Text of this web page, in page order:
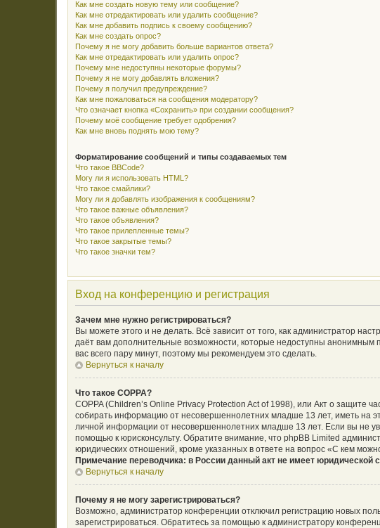
Как мне создать новую тему или сообщение?
Как мне отредактировать или удалить сообщение?
Как мне добавить подпись к своему сообщению?
Как мне создать опрос?
Почему я не могу добавить больше вариантов ответа?
Как мне отредактировать или удалить опрос?
Почему мне недоступны некоторые форумы?
Почему я не могу добавлять вложения?
Почему я получил предупреждение?
Как мне пожаловаться на сообщения модератору?
Что означает кнопка «Сохранить» при создании сообщения?
Почему моё сообщение требует одобрения?
Как мне вновь поднять мою тему?
Форматирование сообщений и типы создаваемых тем
Что такое BBCode?
Могу ли я использовать HTML?
Что такое смайлики?
Могу ли я добавлять изображения к сообщениям?
Что такое важные объявления?
Что такое объявления?
Что такое прилепленные темы?
Что такое закрытые темы?
Что такое значки тем?
Вход на конференцию и регистрация
Зачем мне нужно регистрироваться?
Вы можете этого и не делать. Всё зависит от того, как администратор
даёт вам дополнительные возможности, которые недоступны анонимным
вас всего пару минут, поэтому мы рекомендуем это сделать.
Вернуться к началу
Что такое COPPA?
COPPA (Children’s Online Privacy Protection Act of 1998), или Акт о защите
собирать информацию от несовершеннолетних младше 13 лет, иметь на
личной информации от несовершеннолетних младше 13 лет. Если вы не
помощью к юрисконсульту. Обратите внимание, что phpBB Limited
юридических отношений, кроме указанных в ответе на вопрос «С кем
Примечание переводчика: в России данный акт не имеет юридической
Вернуться к началу
Почему я не могу зарегистрироваться?
Возможно, администратор конференции отключил регистрацию новых
зарегистрироваться. Обратитесь за помощью к администратору